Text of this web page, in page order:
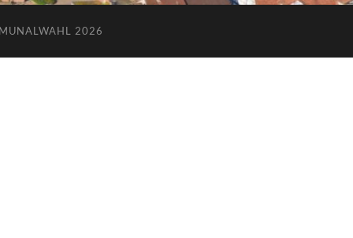
2026